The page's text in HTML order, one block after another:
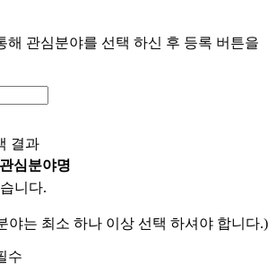
해 관심분야를 선택 하신 후 등록 버튼을
결과
관심분야명
니다.
야는 최소 하나 이상 선택 하셔야 합니다.)